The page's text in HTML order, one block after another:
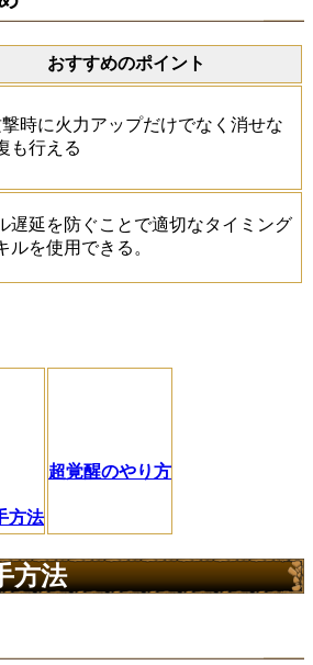
おすすめのポイント
撃時に火力アップだけでなく消せな
も行える
遅延を防ぐことで適切なタイミング
ルを使用できる。
方法
超覚醒のやり方
方法